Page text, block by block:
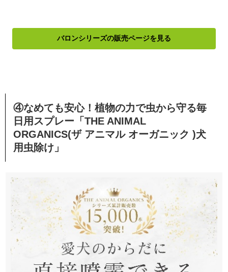
バロンシリーズの販売ページを見る
④なめても安心！植物の力で虫から守る毎
日用スプレー「THE ANIMAL
ORGANICS(ザ アニマル オーガニック )犬
用虫除け」